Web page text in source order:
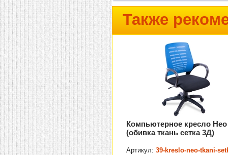
Также
Компьютерное кресло Нео
(обивка ткань сетка 3Д)
Артикул:39-kreslo-neo-tkani-